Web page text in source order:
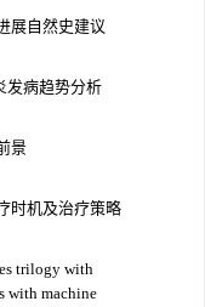
展自然史建议
发病趋势分析
景
时机及治疗策略
trilogy with
with machine